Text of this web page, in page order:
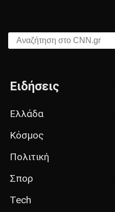
Αναζήτηση στο CNN.gr
Ειδήσεις
Ελλάδα
Κόσμος
Πολιτική
Σπορ
Tech